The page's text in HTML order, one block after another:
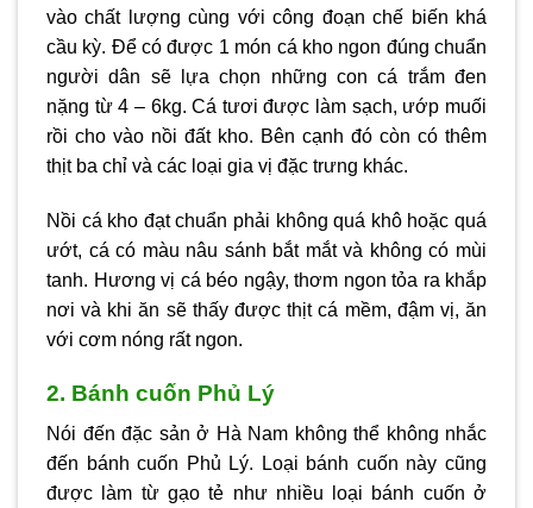
vào chất lượng cùng với công đoạn chế biến khá
cầu kỳ. Để có được 1 món cá kho ngon đúng chuẩn
người dân sẽ lựa chọn những con cá trắm đen
nặng từ 4 – 6kg. Cá tươi được làm sạch, ướp muối
rồi cho vào nồi đất kho. Bên cạnh đó còn có thêm
thịt ba chỉ và các loại gia vị đặc trưng khác.
Nồi cá kho đạt chuẩn phải không quá khô hoặc quá
ướt, cá có màu nâu sánh bắt mắt và không có mùi
tanh. Hương vị cá béo ngậy, thơm ngon tỏa ra khắp
nơi và khi ăn sẽ thấy được thịt cá mềm, đậm vị, ăn
với cơm nóng rất ngon.
2. Bánh cuốn Phủ Lý
Nói đến đặc sản ở Hà Nam không thể không nhắc
đến bánh cuốn Phủ Lý. Loại bánh cuốn này cũng
được làm từ gạo tẻ như nhiều loại bánh cuốn ở